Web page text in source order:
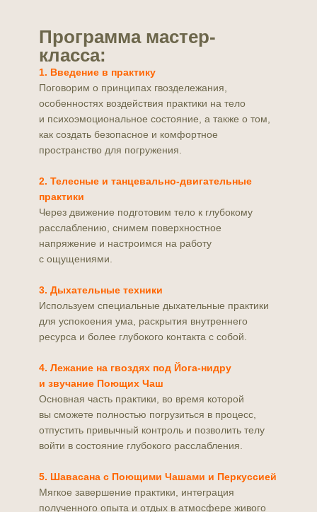
Программа мастер-
класса:
1. Введение в практику
Поговорим о принципах гвоздележания,
особенностях воздействия практики на тело
и психоэмоциональное состояние, а также о том,
как создать безопасное и комфортное
пространство для погружения.
2. Телесные и танцевально-двигательные
практики
Через движение подготовим тело к глубокому
расслаблению, снимем поверхностное
напряжение и настроимся на работу
с ощущениями.
3. Дыхательные техники
Используем специальные дыхательные практики
для успокоения ума, раскрытия внутреннего
ресурса и более глубокого контакта с собой.
4. Лежание на гвоздях под Йога-нидру
и звучание Поющих Чаш
Основная часть практики, во время которой
вы сможете полностью погрузиться в процесс,
отпустить привычный контроль и позволить телу
войти в состояние глубокого расслабления.
5. Шавасана с Поющими Чашами и Перкуссией
Мягкое завершение практики, интеграция
полученного опыта и отдых в атмосфере живого